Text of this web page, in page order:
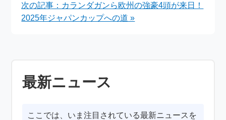
次の記事：カランダガンら欧州の強豪4頭が来日！
2025年ジャパンカップへの道 »
最新ニュース
ここでは、いま注目されている最新ニュースを